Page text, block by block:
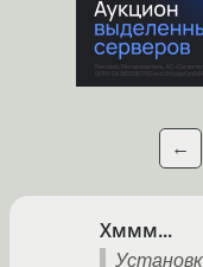
←
Хммм...